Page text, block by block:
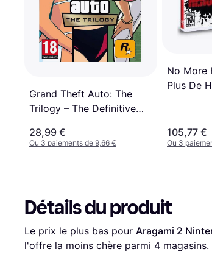
Grand Theft Auto: The
Trilogy – The Definitive
28,99 €
Ou 3 paiements de 9,66 €
No More
Plus De
105,77 €
Ou 3
Détails du produit
Le prix le plus bas pour Aragami 2
l'offre la moins chère parmi 4 magasins.